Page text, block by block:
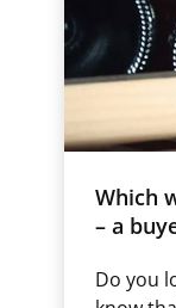
Which
– a
Do you